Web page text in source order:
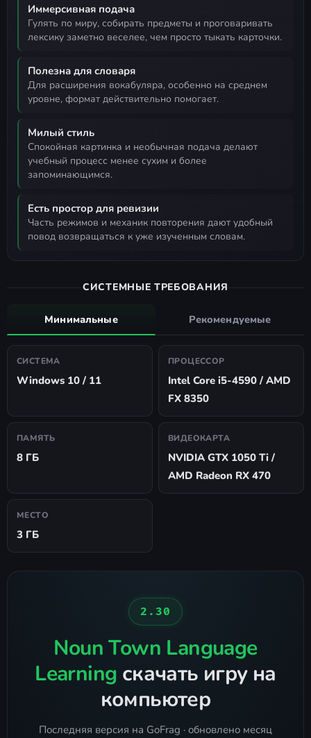
Иммерсивная подача
гулять по миру, собирать предметы и проговаривать
лексику заметно веселее, чем просто тыкать карточки.
Полезна для словаря
для расширения вокабуляра, особенно на среднем
уровне, формат действительно помогает.
Милый стиль
спокойная картинка и необычная подача делают
учебный процесс менее сухим и более
запоминающимся.
Есть простор для ревизии
часть режимов и механик повторения дают удобный
повод возвращаться к уже изученным словам.
СИСТЕМНЫЕ ТРЕБОВАНИЯ
Минимальные Рекомендуемые
СИСТЕМА
Windows 10 / 11
ПРОЦЕССОР
Intel Core i5-4590 / AMD
FX 8350
ПАМЯТЬ
8 ГБ
ВИДЕОКАРТА
NVIDIA GTX 1050 Ti /
AMD Radeon RX 470
МЕСТО
3 ГБ
2.30
Noun Town Language
Learning скачать игру на
компьютер
Последняя версия на GoFrag · обновлено месяц